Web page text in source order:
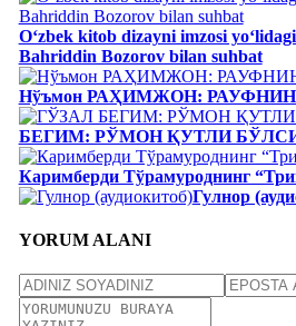
Oʻzbek kitob dizayni imzosi
Bahriddin Bozorov bilan suhbat
Нўъмон РАҲИМЖОН:
БЕГИМ: РЎМОН ҚУТЛИ
Каримберди Тўрамуроднинг
Гулнор
YORUM ALANI